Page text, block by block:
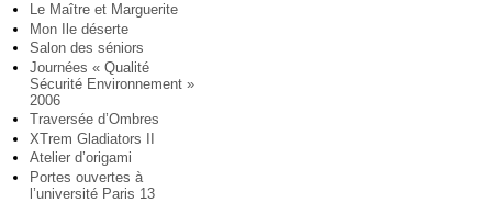
Le Maître et Marguerite
Mon Ile déserte
Salon des séniors
Journées « Qualité
Sécurité Environnement »
2006
Traversée d’Ombres
XTrem Gladiators II
Atelier d’origami
Portes ouvertes à
l’université Paris 13